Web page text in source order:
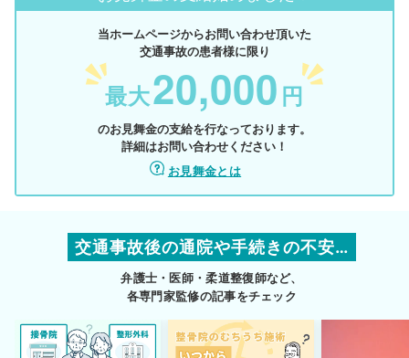
当ホームページからお問い合わせ頂いた
交通事故の患者様に限り
最大20,000 円
のお見舞金の支給を行なっております。
詳細はお問い合わせください！
お見舞金とは
交通事故後の通院や手続きの不安…
弁護士・医師・柔道整復師など、
各専門家監修の記事をチェック